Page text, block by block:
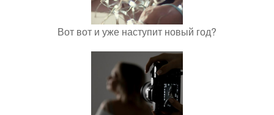
Вот вот и уже наступит новый год?